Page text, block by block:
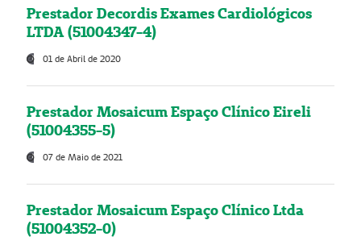
Prestador Decordis Exames Cardiológicos
LTDA (51004347-4)
01 de Abril de 2020
Prestador Mosaicum Espaço Clínico Eireli
(51004355-5)
07 de Maio de 2021
Prestador Mosaicum Espaço Clínico Ltda
(51004352-0)